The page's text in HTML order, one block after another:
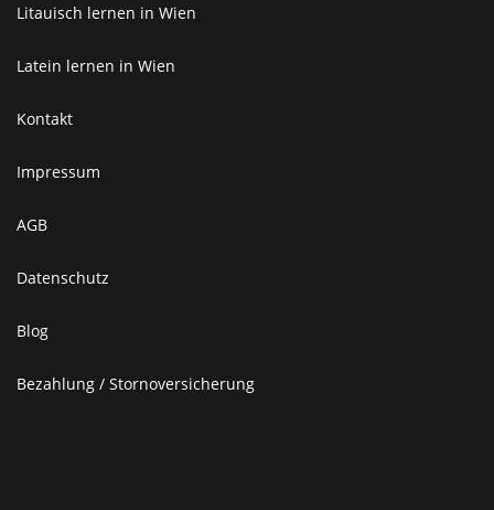
Litauisch lernen in Wien
Latein lernen in Wien
Kontakt
Impressum
AGB
Datenschutz
Blog
Bezahlung / Stornoversicherung